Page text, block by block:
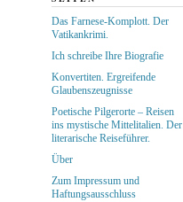
Das Farnese-Komplott. Der
Vatikankrimi.
Ich schreibe Ihre Biografie
Konvertiten. Ergreifende
Glaubenszeugnisse
Poetische Pilgerorte – Reisen
ins mystische Mittelitalien. Der
literarische Reiseführer.
Über
Zum Impressum und
Haftungsausschluss